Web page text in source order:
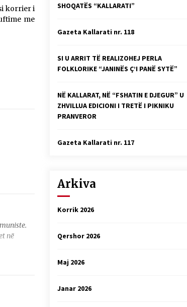
Faksimilet e një 83 vjetori lufte:
04/10/2025
Gazeta Kallarati nr. 114
06/02/2025
korrier i
me
në
SHOQATËS “KALLARATI”
Gazeta Kallarati nr. 118
SI U ARRIT TË REALIZOHEJ PERLA
FOLKLORIKE “JANINËS Ç’I PANË SYTË”
NË KALLARAT, NË “FSHATIN E DJEGUR” U
ZHVILLUA EDICIONI I TRETË I PIKNIKU
PRANVEROR
Gazeta Kallarati nr. 117
Arkiva
Korrik 2026
Qershor 2026
Maj 2026
Janar 2026